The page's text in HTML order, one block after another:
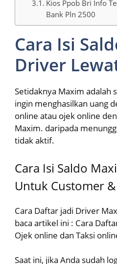
Kios Ppob Bri Info
Bank Pln 2500
Cara Isi
Driver
Setidaknya Maxim adalah
ingin menghasilkan uang
online atau ojek online
Maxim. daripada
tidak aktif.
Cara Isi Saldo
Untuk Customer
Cara Daftar jadi Driver
baca artikel ini : Cara
Ojek online dan Taksi
Saat ini, jika Anda sudah